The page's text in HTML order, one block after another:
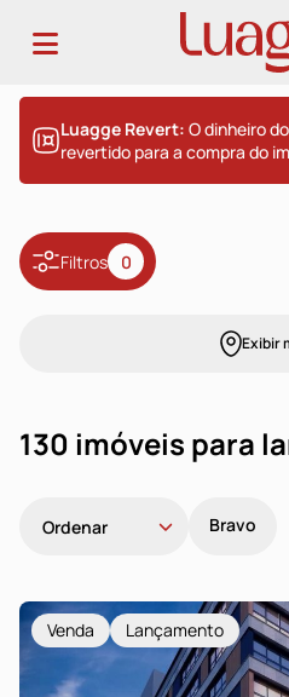
Luagge Revert: O dinheiro
revertido para a compra do
Filtros 0
Exibir
130 imóveis para
Bravo
Venda Lançamento